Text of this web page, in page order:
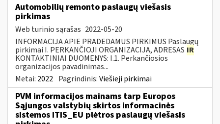
Automobilių remonto paslaugų viešasis
pirkimas
Web turinio sąrašas 2022-05-20
INFORMACIJA APIE PRADEDAMUS PIRKIMUS Paslaugų
pirkimai I. PERKANČIOJI ORGANIZACIJA, ADRESAS IR
KONTAKTINIAI DUOMENYS: I.1. Perkančiosios
organizacijos pavadinimas...
Metai: 2022 Pagrindinis:Viešieji pirkimai
PVM informacijos mainams tarp Europos
Sąjungos valstybių skirtos informacinės
sistemos ITIS_EU plėtros paslaugų viešasis